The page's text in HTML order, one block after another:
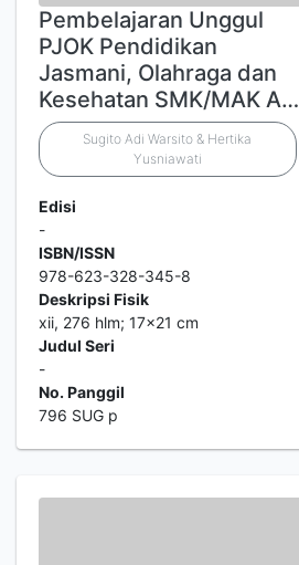
Pembelajaran Unggul
PJOK Pendidikan
Jasmani, Olahraga dan
Kesehatan SMK/MAK A…
Sugito Adi Warsito & Hertika
Yusniawati
Edisi
-
ISBN/ISSN
978-623-328-345-8
Deskripsi Fisik
xii, 276 hlm; 17x21 cm
Judul Seri
-
No. Panggil
796 SUG p